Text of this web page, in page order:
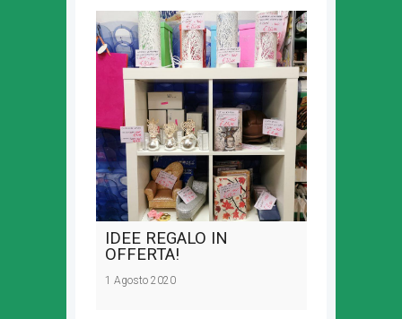
IDEE REGALO IN
OFFERTA!
1 Agosto 2020